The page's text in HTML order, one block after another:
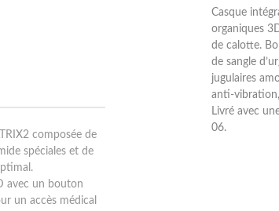
composée de
spéciales et de
avec un bouton
un accès médical
Casque
organiques
de calotte.
de sangle
jugulaires
anti-vibration,
Livré avec
06.